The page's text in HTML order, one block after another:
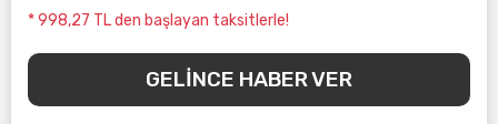
* 998,27 TL den başlayan taksitlerle!
GELİNCE HABER VER